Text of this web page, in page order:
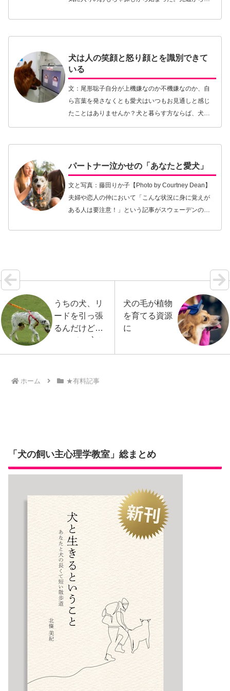
ケネルクラ…【続きを読む】
犬は人の笑顔と怒り顔とを識別できて
いる
文：尾形聡子自分が上機嫌なのか不機嫌なのか、自
ら言葉を発さなくとも愛犬はいつもお見通しと感じ
たことはありませんか？犬と暮らす方ならば、犬は
人の表情を見分け、その人がどのような感情にある
パートナー泣かせの「あなたと愛犬」
文と写真：藤田りか子【Photo by Courtney Dean】
夫婦や恋人の仲において「こんな状況に身に覚えが
ある人は要注意！」という記事がスウェーデンのと
うちの犬、リ
ードを引っ張
るんだけど…
〜 その心と
体が語るもの
犬の毛が植物
を育てる資源
に
ホーム ★有料記事
「犬の飼い主心理学教室」総まとめ